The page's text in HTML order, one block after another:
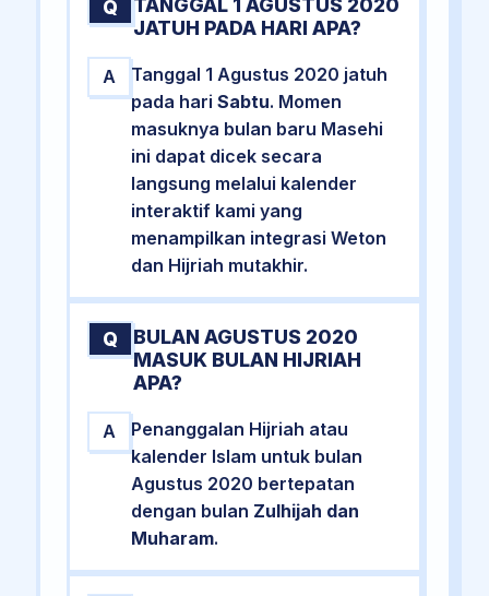
Q
JATUH PADA HARI APA?
A
Tanggal 1 Agustus 2020 jatuh
pada hari Sabtu. Momen
masuknya bulan baru Masehi
ini dapat dicek secara
langsung melalui kalender
interaktif kami yang
menampilkan integrasi Weton
dan Hijriah mutakhir.
Q
BULAN AGUSTUS 2020
MASUK BULAN HIJRIAH
APA?
A
Penanggalan Hijriah atau
kalender Islam untuk bulan
Agustus 2020 bertepatan
dengan bulan Zulhijah dan
Muharam.